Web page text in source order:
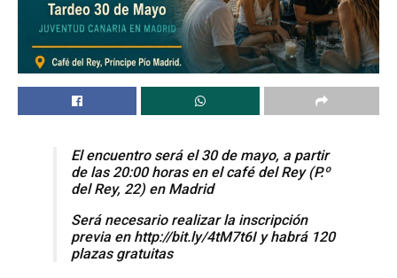
El encuentro será el 30 de mayo, a partir
de las 20:00 horas en el café del Rey (P.º
del Rey, 22) en Madrid
Será necesario realizar la inscripción
previa en http://bit.ly/4tM7t6I y habrá 120
plazas gratuitas